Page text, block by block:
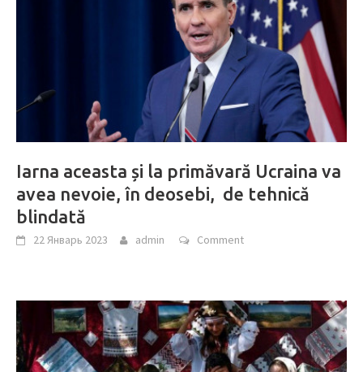
Iarna aceasta și la primăvară Ucraina va
avea nevoie, în deosebi, de tehnică
blindată
22 Январь 2023 admin Comment